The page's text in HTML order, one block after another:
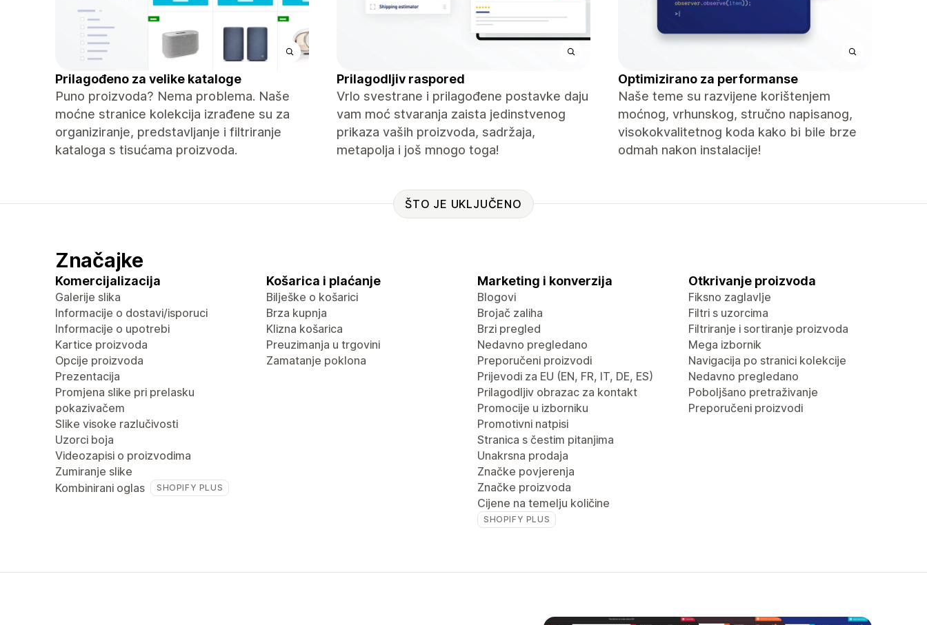
Prilagođeno za velike kataloge
Puno proizvoda? Nema problema. Naše
moćne stranice kolekcija izrađene su za
organiziranje, predstavljanje i filtriranje
kataloga s tisućama proizvoda.
Prilagodljiv raspored
Vrlo svestrane i prilagođene postavke daju
vam moć stvaranja zaista jedinstvenog
prikaza vaših proizvoda, sadržaja,
metapolja i još mnogo toga!
Optimizirano za performanse
Naše teme su razvijene korištenjem
moćnog, vrhunskog, stručno napisanog,
visokokvalitetnog koda kako bi bile brze
odmah nakon instalacije!
ŠTO JE UKLJUČENO
Značajke
Komercijalizacija
Galerije slika
Informacije o dostavi/isporuci
Informacije o upotrebi
Kartice proizvoda
Opcije proizvoda
Prezentacija
Promjena slike pri prelasku
pokazivačem
Slike visoke razlučivosti
Uzorci boja
Videozapisi o proizvodima
Zumiranje slike
Kombinirani oglas
SHOPIFY PLUS
Košarica i plaćanje
Bilješke o košarici
Brza kupnja
Klizna košarica
Preuzimanja u trgovini
Zamatanje poklona
Marketing i konverzija
Blogovi
Brojač zaliha
Brzi pregled
Nedavno pregledano
Preporučeni proizvodi
Prijevodi za EU (EN, FR, IT, DE, ES)
Prilagodljiv obrazac za kontakt
Promocije u izborniku
Promotivni natpisi
Stranica s čestim pitanjima
Unakrsna prodaja
Značke povjerenja
Značke proizvoda
Cijene na temelju količine
SHOPIFY PLUS
Otkrivanje proizvoda
Fiksno zaglavlje
Filtri s uzorcima
Filtriranje i sortiranje proizvoda
Mega izbornik
Navigacija po stranici kolekcije
Nedavno pregledano
Poboljšano pretraživanje
Preporučeni proizvodi